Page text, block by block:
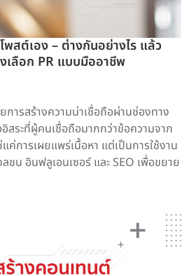
พสต์เอง – ต่างกันอย่างไร แล้ว
ลือก PR แบบมืออาชีพ
การสร้างความน่าเชื่อถือผ่านช่องทาง
ระที่ผู้คนเชื่อถือมากกว่าข้อความจาก
ค่การเผยแพร่เนื้อหา แต่เป็นการใช้งาน
ชน อินฟลูเอนเซอร์ และ SEO เพื่อขยาย